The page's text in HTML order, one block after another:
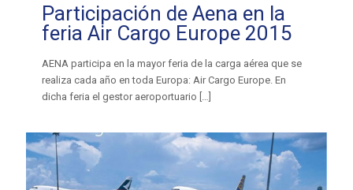
Participación de Aena en la
feria Air Cargo Europe 2015
AENA participa en la mayor feria de la carga aérea que se
realiza cada año en toda Europa: Air Cargo Europe. En
dicha feria el gestor aeroportuario